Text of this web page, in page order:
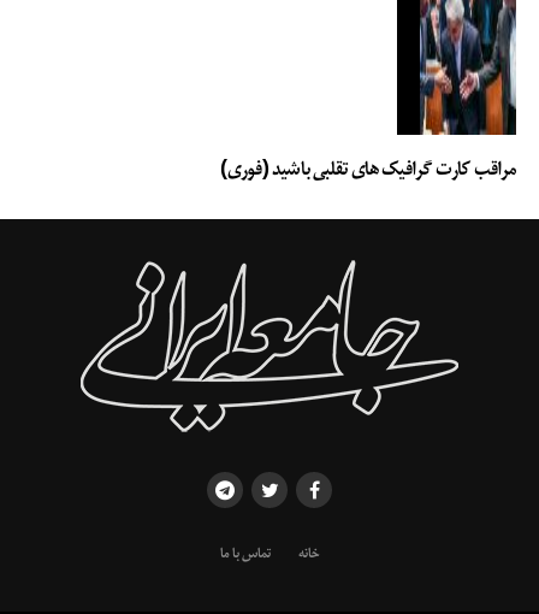
مراقب کارت گرافیک های تقلبی باشید (فوری)
خانه تماس با ما